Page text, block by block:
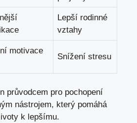
Lepší rodinné
vztahy
motivace
Snížení stresu
průvodcem pro pochopení
nástrojem, který pomáhá
k lepšímu.